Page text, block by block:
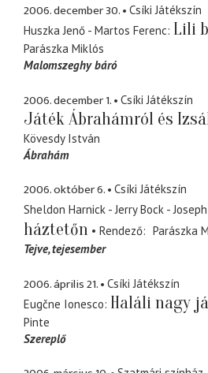
2006. december 30.
Csíki Játékszín
Huszka Jenő - Martos Ferenc Lili
Parászka Miklós
Malomszeghy báró
2006. december 1. Csíki Játékszín
Játék Ábrahámról és
Kövesdy István
Ábrahám
2006. október 6.
Csíki Játékszín
Sheldon Harnick - Jerry Bock -
háztetőn
Rendező
Parászka
Tejve tejesember
2006. április 21.
Csíki Játékszín
Eugčne Ionesco Haláli nagy
Pinte
Szereplő